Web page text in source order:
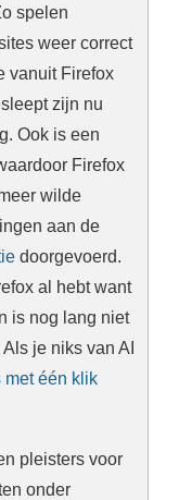
spelen
weer correct
vanuit Firefox
zijn nu
Ook is een
Firefox
wilde
aan de
doorgevoerd.
al hebt want
is nog lang niet
je niks van AI
met één klik
pleisters voor
onder